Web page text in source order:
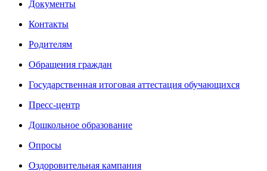
Документы
Контакты
Родителям
Обращения граждан
Государственная итоговая аттестация обучающихся
Пресс-центр
Дошкольное образование
Опросы
Оздоровительная кампания